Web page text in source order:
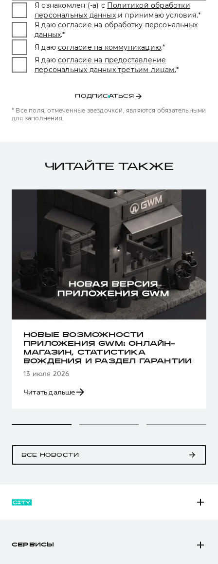
Я ознакомлен (-а) с Политикой обработки
персональных данных и принимаю условия.*
Я даю согласие на обработку персональных
данных.*
Я даю согласие на коммуникацию.*
Я даю согласие на предоставление
персональных данных третьим лицам.*
ПОДПИСАТЬСЯ
* Все поля, отмеченные звездочкой, являются обязательными
для заполнения.
ЧИТАЙТЕ ТАКЖЕ
НОВЫЕ ВОЗМОЖНОСТИ
ПРИЛОЖЕНИЯ GWM: ОНЛАЙН-
МАГАЗИН, СТАТИСТИКА
ВОЖДЕНИЯ И РАЗДЕЛ ГАРАНТИИ
13 июля 2026
Читать дальше
ВСЕ НОВОСТИ
СЕРВИСЫ